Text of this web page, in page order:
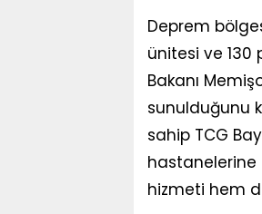
Deprem
ünitesi ve 130
Bakanı
sunulduğunu
sahip TCG
hastanelerine
hizmeti hem